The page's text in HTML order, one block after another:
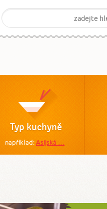
Typ kuchyně
například:Asijská …